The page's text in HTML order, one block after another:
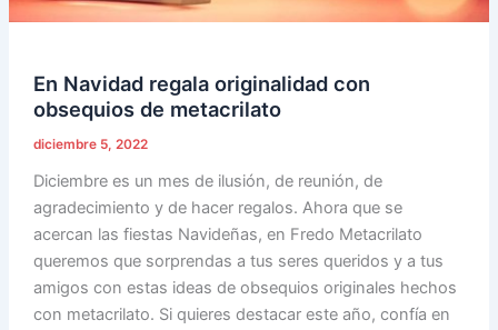
En Navidad regala originalidad con
obsequios de metacrilato
diciembre 5, 2022
Diciembre es un mes de ilusión, de reunión, de
agradecimiento y de hacer regalos. Ahora que se
acercan las fiestas Navideñas, en Fredo Metacrilato
queremos que sorprendas a tus seres queridos y a tus
amigos con estas ideas de obsequios originales hechos
con metacrilato. Si quieres destacar este año, confía en